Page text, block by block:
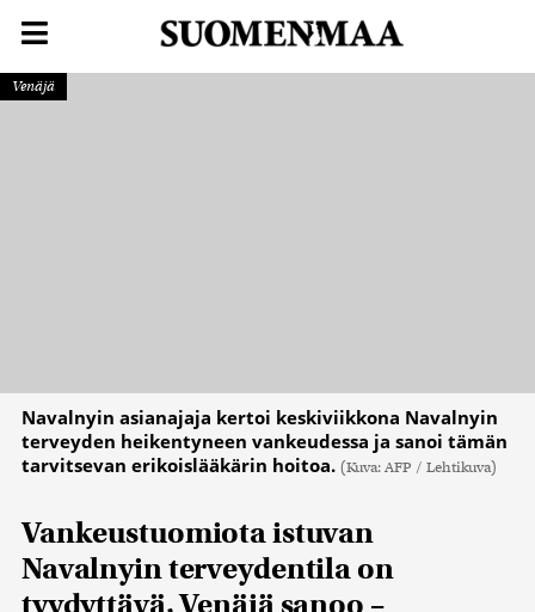
Venäjä
Navalnyin asianajaja kertoi keskiviikkona Navalnyin
terveyden heikentyneen vankeudessa ja sanoi tämän
tarvitsevan erikoislääkärin hoitoa. (Kuva: AFP / Lehtikuva)
Vankeustuomiota istuvan
Navalnyin terveydentila on
tyydyttävä, Venäjä sanoo –